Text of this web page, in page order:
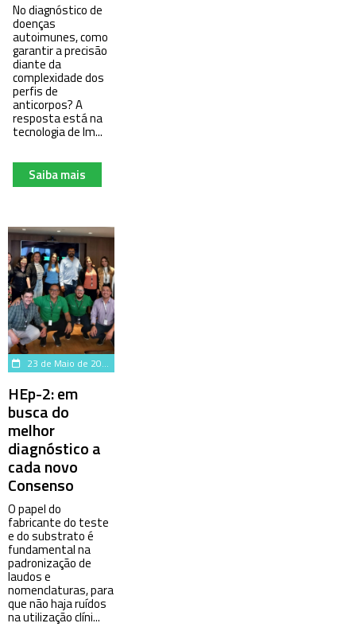
No diagnóstico de
doenças
autoimunes, como
garantir a precisão
diante da
complexidade dos
perfis de
anticorpos? A
resposta está na
tecnologia de Im...
Saiba mais
23 de Maio de 2023
HEp-2: em
busca do
melhor
diagnóstico a
cada novo
Consenso
O papel do
fabricante do teste
e do substrato é
fundamental na
padronização de
laudos e
nomenclaturas, para
que não haja ruídos
na utilização clíni...